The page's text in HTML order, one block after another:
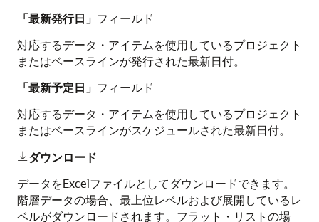
「最新発行日」 フィールド
対応するデータ・アイテムを使用しているプロジェクト
またはベースラインが発行された最新日付。
「最新予定日」 フィールド
対応するデータ・アイテムを使用しているプロジェクト
またはベースラインがスケジュールされた最新日付。
 ダウンロード
データをExcelファイルとしてダウンロードできます。
階層データの場合、最上位レベルおよび展開しているレ
ベルがダウンロードされます。フラット・リストの場